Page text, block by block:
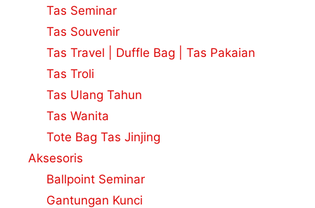
Tas Seminar
Tas Souvenir
Tas Travel | Duffle Bag | Tas Pakaian
Tas Troli
Tas Ulang Tahun
Tas Wanita
Tote Bag Tas Jinjing
Aksesoris
Ballpoint Seminar
Gantungan Kunci